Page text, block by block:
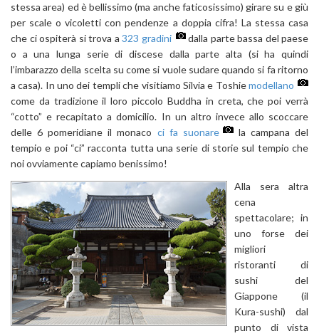
stessa area) ed è bellissimo (ma anche faticosissimo) girare su e giù
per scale o vicoletti con pendenze a doppia cifra! La stessa casa
che ci ospiterà si trova a 323 gradini
dalla parte bassa del paese
o a una lunga serie di discese dalla parte alta (si ha quindi
l’imbarazzo della scelta su come si vuole sudare quando si fa ritorno
a casa). In uno dei templi che visitiamo Silvia e Toshiemodellano
come da tradizione il loro piccolo Buddha in creta, che poi verrà
“cotto” e recapitato a domicilio. In un altro invece allo scoccare
delle 6 pomeridiane il monaco ci fa suonare
la campana del
tempio e poi “ci” racconta tutta una serie di storie sul tempio che
noi ovviamente capiamo benissimo!
Alla sera altra
cena
spettacolare; in
uno forse dei
migliori
ristoranti di
sushi del
Giappone (il
Kura-sushi) dal
punto di vista